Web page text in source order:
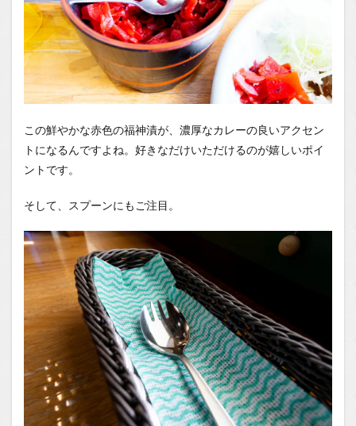
この鮮やかな赤色の福神漬が、濃厚なカレーの良いアクセン
トになるんですよね。好きなだけいただけるのが嬉しいポイ
ントです。
そして、スプーンにもご注目。